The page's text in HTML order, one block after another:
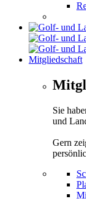
Mitgliedschaft
Sie
und
Gern